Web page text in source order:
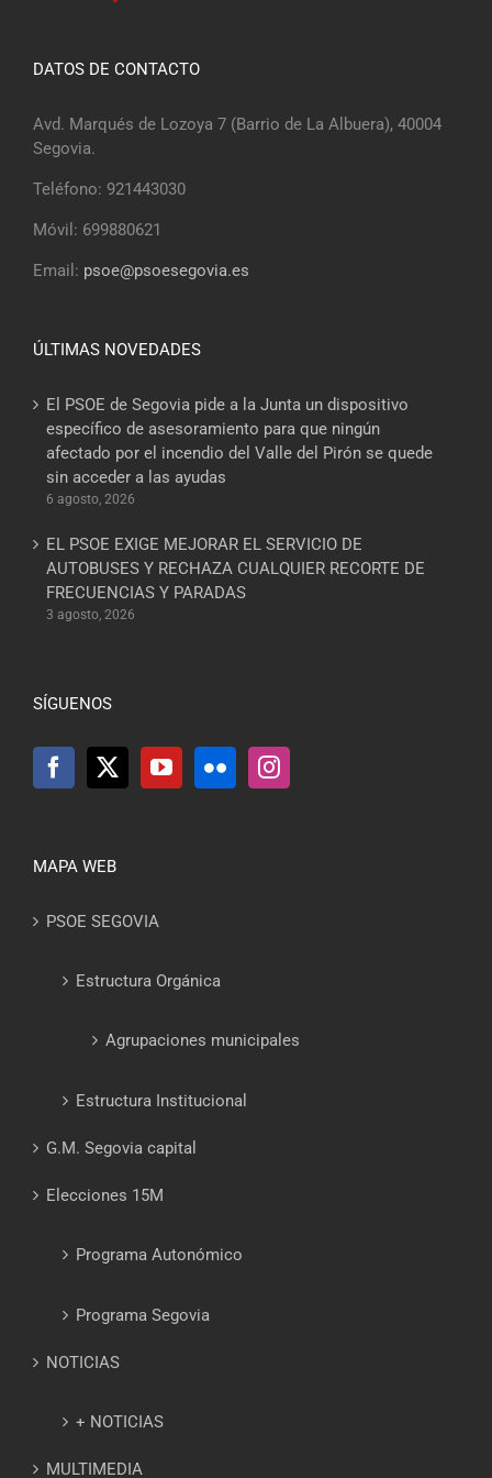
DATOS DE CONTACTO
Avd. Marqués de Lozoya 7 (Barrio de La Albuera), 40004
Segovia.
Teléfono: 921443030
Móvil: 699880621
Email: psoe@psoesegovia.es
ÚLTIMAS NOVEDADES
El PSOE de Segovia pide a la Junta un dispositivo
específico de asesoramiento para que ningún
afectado por el incendio del Valle del Pirón se quede
sin acceder a las ayudas
6 agosto, 2026
EL PSOE EXIGE MEJORAR EL SERVICIO DE
AUTOBUSES Y RECHAZA CUALQUIER RECORTE DE
FRECUENCIAS Y PARADAS
3 agosto, 2026
SÍGUENOS
MAPA WEB
PSOE SEGOVIA
Estructura Orgánica
Agrupaciones municipales
Estructura Institucional
G.M. Segovia capital
Elecciones 15M
Programa Autonómico
Programa Segovia
NOTICIAS
+ NOTICIAS
MULTIMEDIA